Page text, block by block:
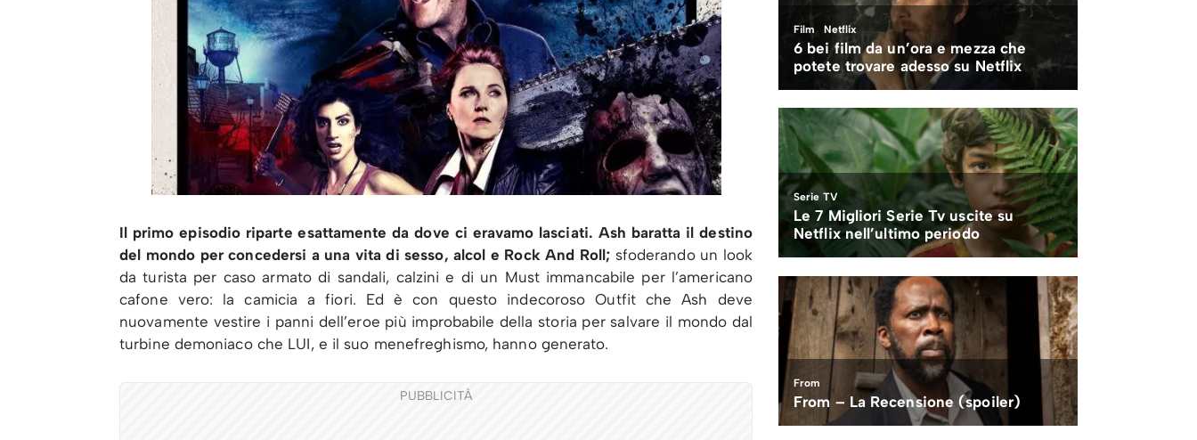
Il primo episodio riparte esattamente da dove ci eravamo lasciati. Ash baratta il destino
del mondo per concedersi a una vita di sesso, alcol e Rock And Roll; sfoderando un look
da turista per caso armato di sandali, calzini e di un Must immancabile per l’americano
cafone vero: la camicia a fiori. Ed è con questo indecoroso Outfit che Ash deve
nuovamente vestire i panni dell’eroe più improbabile della storia per salvare il mondo dal
turbine demoniaco che LUI, e il suo menefreghismo, hanno generato.
PUBBLICITÀ